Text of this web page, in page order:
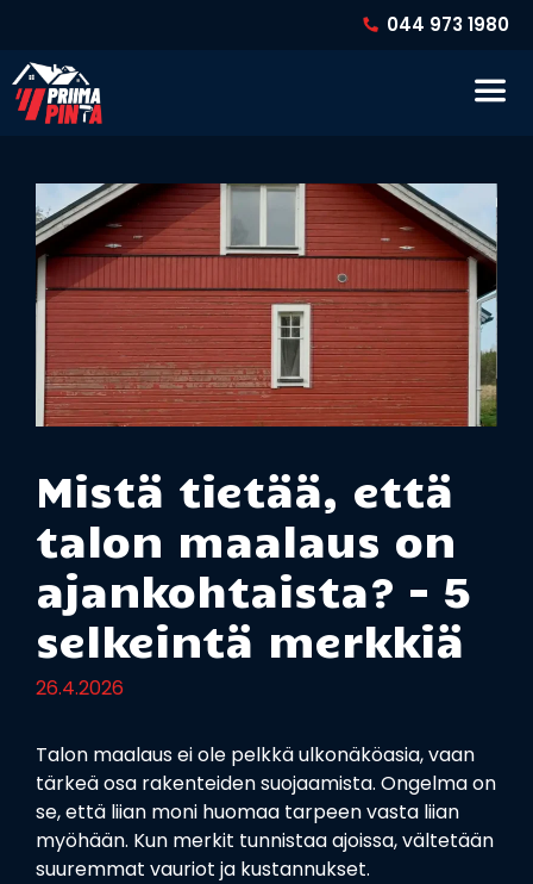
044 973 1980
Mistä tietää, että
talon maalaus on
ajankohtaista? – 5
selkeintä merkkiä
26.4.2026
Talon maalaus ei ole pelkkä ulkonäköasia, vaan
tärkeä osa rakenteiden suojaamista. Ongelma on
se, että liian moni huomaa tarpeen vasta liian
myöhään. Kun merkit tunnistaa ajoissa, vältetään
suuremmat vauriot ja kustannukset.